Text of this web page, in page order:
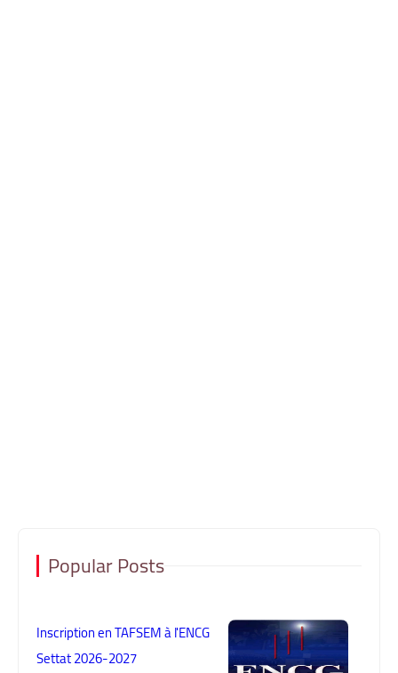
Popular Posts
Inscription en TAFSEM à l'ENCG
Settat 2026-2027